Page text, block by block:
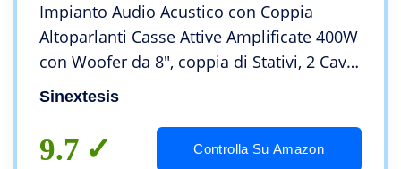
Impianto Audio Acustico con Coppia
Altoparlanti Casse Attive Amplificate 400W
con Woofer da 8″, coppia di Stativi, 2 Cavi
XLR da 6 mt.
Sinextesis
9.7 Controlla Su Amazon